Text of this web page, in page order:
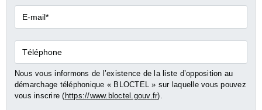
E-
mail*
Téléphone
Nous vous informons de l’existence de la liste d’opposition au
démarchage téléphonique « BLOCTEL » sur laquelle vous pouvez
vous inscrire (https://www.bloctel.gouv.fr).